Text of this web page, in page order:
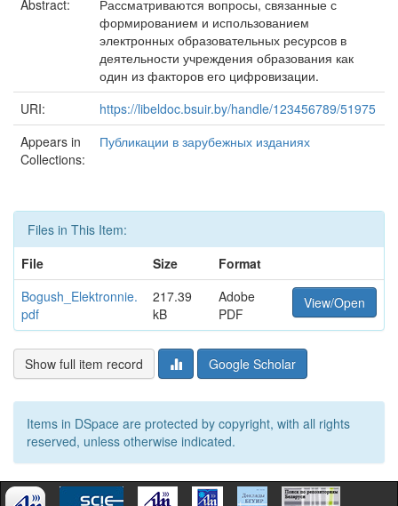
Abstract:
Рассматриваются вопросы, связанные с
формированием и использованием
электронных образовательных ресурсов в
деятельности учреждения образования как
один из факторов его цифровизации.
URI:
https://libeldoc.bsuir.by/handle/123456789/51975
Appears in
Collections:
Публикации в зарубежных изданиях
Files in This Item:
File
Size
Format
Bogush_Elektronnie.
pdf
217.39
kB
Adobe
PDF
View/Open
Show full item record Google Scholar
Items in DSpace are protected by copyright, with all rights
reserved, unless otherwise indicated.